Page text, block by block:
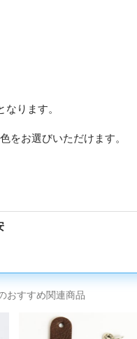
ります。
をお選びいただけます。
おすすめ関連商品